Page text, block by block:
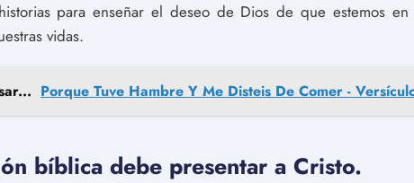
para enseñar el deseo de Dios de que estemos
vidas.
Porque Tuve Hambre Y Me Disteis De Comer -
bíblica debe presentar a Cristo.